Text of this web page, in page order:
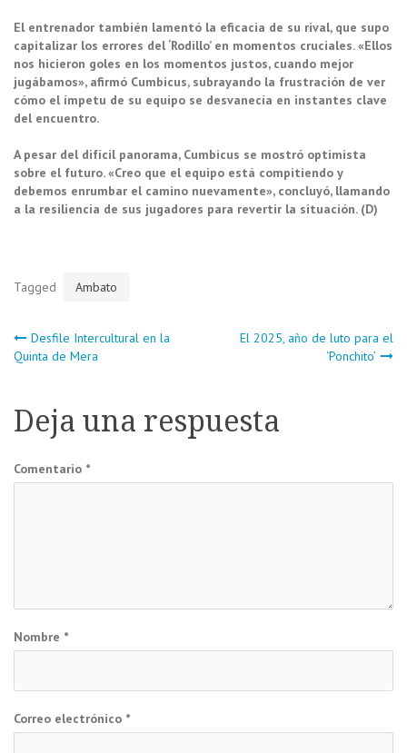
El entrenador también lamentó la eficacia de su rival, que supo
capitalizar los errores del ‘Rodillo’ en momentos cruciales. «Ellos
nos hicieron goles en los momentos justos, cuando mejor
jugábamos», afirmó Cumbicus, subrayando la frustración de ver
cómo el ímpetu de su equipo se desvanecía en instantes clave
del encuentro.
A pesar del difícil panorama, Cumbicus se mostró optimista
sobre el futuro. «Creo que el equipo está compitiendo y
debemos enrumbar el camino nuevamente», concluyó, llamando
a la resiliencia de sus jugadores para revertir la situación. (D)
Tagged Ambato
Navegación
entradas
Desfile Intercultural en la
Quinta de Mera
El 2025, año de luto para el
‘Ponchito’
Deja una respuesta
Comentario *
Nombre *
Correo electrónico *